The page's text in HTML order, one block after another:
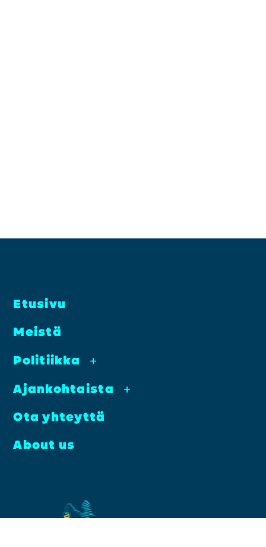
Etusi­vu
Meis­tä
Poli­tiik­ka
+
Ajan­koh­tais­ta +
Ota yhteyt­tä
About us